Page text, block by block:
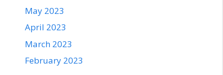
May 2023
April 2023
March 2023
February 2023